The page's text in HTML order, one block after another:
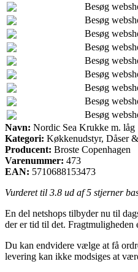
Besøg
Besøg
Besøg
Besøg
Besøg
Besøg
Besøg
Besøg
Besøg
Navn: Nordic Sea Krukke m. låg
Kategori: Køkkenudstyr, Dåser
Producent: Broste Copenhagen
Varenummer: 473
EAN: 5710688153473
Vurderet til 3.8 ud af 5 stjerner
En del netshops tilbyder nu til
der er tid til det.
Du kan endvidere vælge at få
levering kan ikke modsiges at